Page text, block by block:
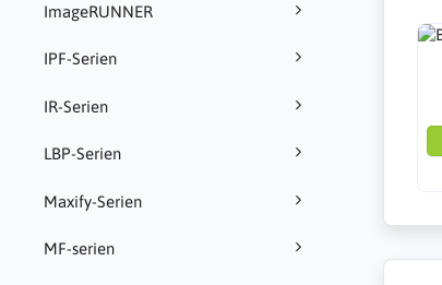
ImageRUNNER
IPF-Serien
IR-Serien
LBP-Serien
Maxify-Serien
MF-serien